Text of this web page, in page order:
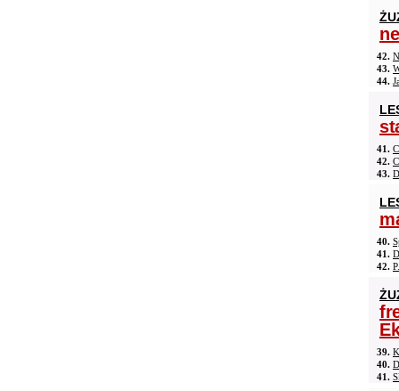
42.
43.
44.
41.
42.
43.
40.
41.
42.
39.
40.
41.